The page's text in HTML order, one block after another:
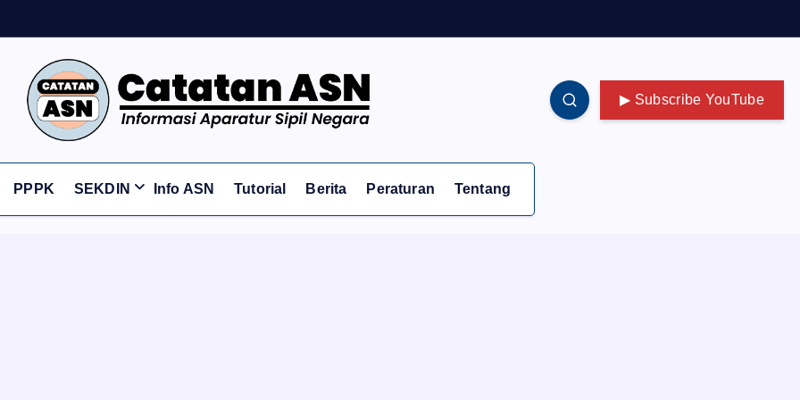
Informasi Aparatur Sipil Negara ▶ Subscribe YouTube
PPPK SEKDIN Info ASN Tutorial Berita Peraturan Tentang